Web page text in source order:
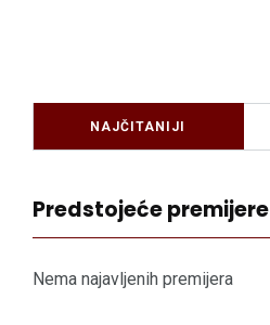
NAJČITANIJI
Predstojeće premijere
Nema najavljenih premijera